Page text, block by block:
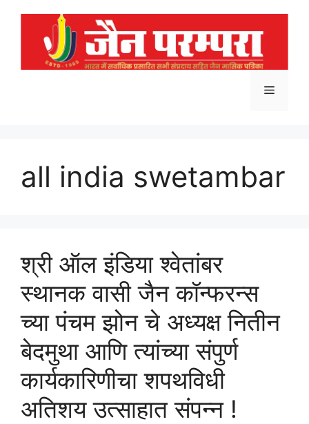
Menu
all india swetambar
श्री ऑल इंडिया श्वेतांबर
स्थानक वासी जैन कॉन्फरन्स
च्या पंचम झोन चे अध्यक्ष नितीन
बेदमुथा आणि त्यांच्या संपुर्ण
कार्यकारिणीचा शपथविधी
अतिशय उत्साहात संपन्न !